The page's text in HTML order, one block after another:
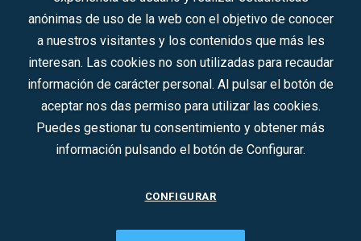
Sociedad Mercantil Estatal para la Gestión de la Innovación y las
C.I.F.: A-81/874.984
Síguenos en redes sociales:
CONTACTO
anónimas de uso de la web con el objetivo de conocer
a nuestros visitantes y los contenidos que más les
interesan. Las cookies no son utilizadas para recaudar
información de carácter personal. Al pulsar el botón de
aceptar nos das permiso para utilizar las cookies.
Puedes gestionar tu consentimiento y obtener más
información pulsando el botón de Configurar.
CONFIGURAR